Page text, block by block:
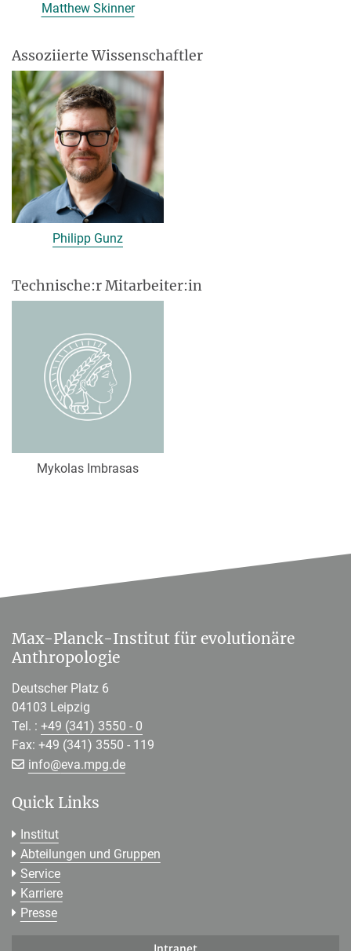
Matthew Skinner
Assoziierte Wissenschaftler
Philipp Gunz
Technische:r Mitarbeiter:in
Mykolas Imbrasas
Max-Planck-Institut für evolutionäre
Anthropologie
Deutscher Platz 6
04103 Leipzig
Tel. : +49 (341) 3550 - 0
Fax: +49 (341) 3550 - 119
info@[>>> Please remove the text! <<<]
eva.mpg.de
Quick Links
Institut
Abteilungen und Gruppen
Service
Karriere
Presse